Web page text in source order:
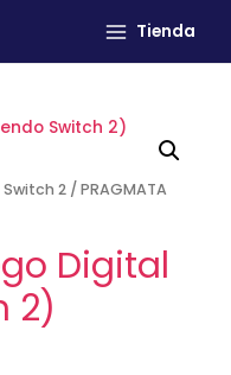
Tienda
2 / PRAGMATA
Digital
2)